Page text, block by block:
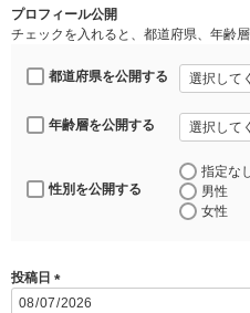
プロフィール公開
チェックを入れると、都道府県、年齢
都道府県を公開する
年齢層を公開する
性別を公開する
指定な
男性
女性
投稿日
(